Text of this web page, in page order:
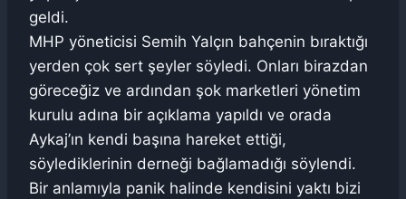
geldi.
MHP yöneticisi Semih Yalçın bahçenin bıraktığı
yerden çok sert şeyler söyledi. Onları birazdan
göreceğiz ve ardından şok marketleri yönetim
kurulu adına bir açıklama yapıldı ve orada
Aykaj’ın kendi başına hareket ettiği,
söylediklerinin derneği bağlamadığı söylendi.
Bir anlamıyla panik halinde kendisini yaktı bizi